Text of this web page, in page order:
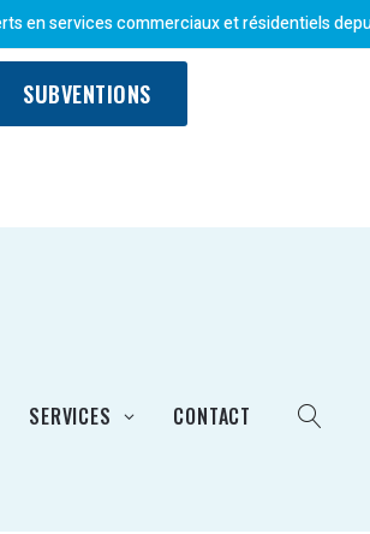
en services commerciaux et résidentiels
SUBVENTIONS
SERVICES
CONTACT